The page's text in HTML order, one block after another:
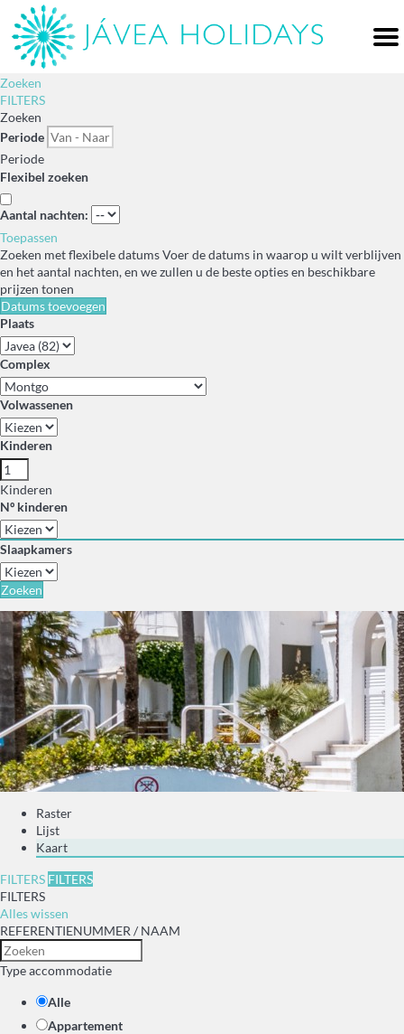
Zoeken
FILTERS
Zoeken
Periode
Periode
Flexibel zoeken
Aantal nachten:
Toepassen
Zoeken met flexibele datumsVoer de datums in waarop u wilt verblijven
en het aantal nachten, en we zullen u de beste opties en beschikbare
prijzen tonen
Datums toevoegen
Plaats
Complex
Volwassenen
Kinderen
Kinderen
Nº kinderen
Slaapkamers
Zoeken
Raster
Lijst
Kaart
FILTERS FILTERS
FILTERS
Alles wissen
REFERENTIENUMMER / NAAM
Type accommodatie
Alle
Appartement